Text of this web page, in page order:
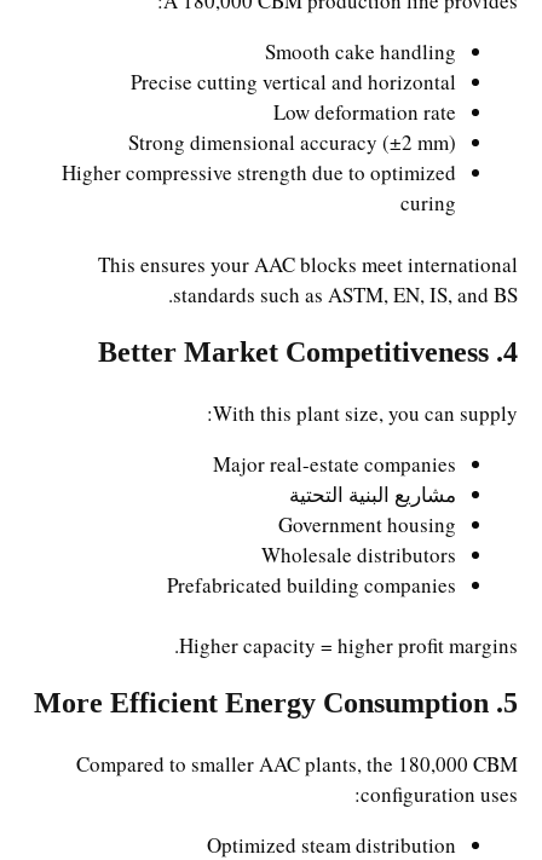
Smooth cake handling
Precise cutting vertical and horizontal
Low deformation rate
Strong dimensional accuracy (±2 mm)
Higher compressive strength due to optimized
curing
This ensures your AAC blocks meet international
standards such as ASTM, EN, IS, and BS.
4. Better Market Competitiveness
With this plant size, you can supply:
Major real-estate companies
مشاريع البنية التحتية
Government housing
Wholesale distributors
Prefabricated building companies
Higher capacity = higher profit margins.
5. More Efficient Energy Consumption
Compared to smaller AAC plants, the 180,000 CBM
configuration uses:
Optimized steam distribution